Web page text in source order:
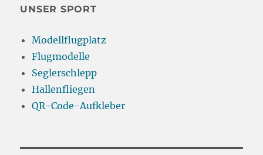
UNSER SPORT
Modellflugplatz
Flugmodelle
Seglerschlepp
Hallenfliegen
QR-Code-Aufkleber